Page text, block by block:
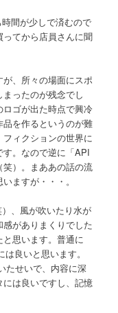
間が少しで済むので
てから店員さんに聞
、所々の場面にスポ
ったのが残念でし
ゴが出た時点で興冷
を作るというのが難
ィクションの世界に
す。なので逆に「API
）。まああの話の流
ますが・・・。
、風が吹いたり水が
がありまくりでした
思います。普通に
良いと思います。
たせいで、内容に深
には良いですし、記憶